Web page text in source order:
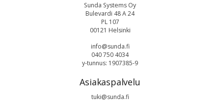
Sunda Systems Oy
Bulevardi 48 A 24
PL 107
00121 Helsinki
info@sunda.fi
040 750 4034
y-tunnus: 1907385-9
Asiakaspalvelu
tuki@sunda.fi